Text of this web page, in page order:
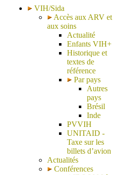
VIH/Sida
Accès aux ARV et
aux soins
Actualité
Enfants VIH+
Historique et
textes de
référence
Par pays
Autres
pays
Brésil
Inde
PVVIH
UNITAID -
Taxe sur les
billets d’avion
Actualités
Conférences